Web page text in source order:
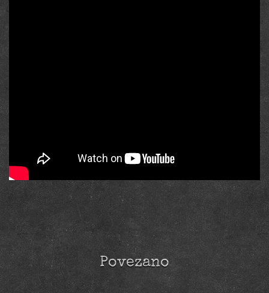
Povezano